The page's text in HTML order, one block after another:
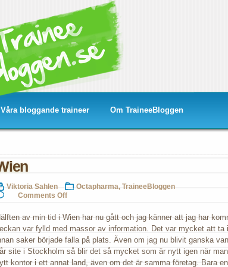
Våra bloggande traineer Om TraineeBloggen
Viktoria Sahlen Octapharma, TraineeBloggen
Comments Off
av min tid i Wien har nu gått och jag känner att jag har
var fylld med massor av information. Det var mycket att ta
saker började falla på plats. Även om jag nu blivit ganska
site i Stockholm så blir det så mycket som är nytt igen när
kontor i ett annat land, även om det är samma företag. Bara